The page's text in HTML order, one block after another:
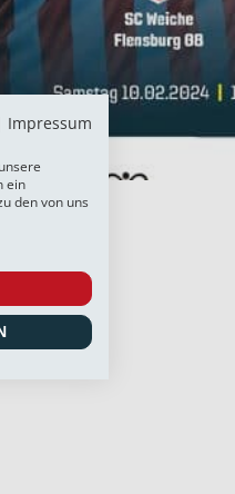
Impressum
ein
den von uns